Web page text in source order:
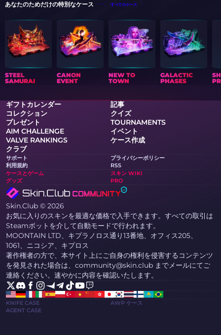
あなたのためだけの特別なケース すべてのケース
STEEL
SAMURAI
CANON
EVENT
NEW TO
TOWN
GALACTIC
PHASES
ギフトカレンダー
記事
コレクション
クイズ
プレゼント
TOURNAMENTS
AIM CHALLENGE
イベント
VALVE RANKINGS
ケース作成
クラブ
サポート
プライバシーポリシー
利用規約
RSS
ケースとゲーム
スキン WIKI
グッズ
PRO
Skin.Club © 2026
お気に入りのスキンを最適な価格で入手できます。すべての取引は
Steamボットを介して自動モードで行われます。
MOONTAIN LTD、キプラノロス通り13番地、オフィス205、
1061、ニコシア、キプロス
著作権者の方で、本サイト上にご自身の権利を侵害するコンテンツ
を発見された場合は、community@skin.club までメールにてご
連絡ください。速やかに内容を確認いたします。
KNIFE CASE
AWP ケース
AGENT CASE